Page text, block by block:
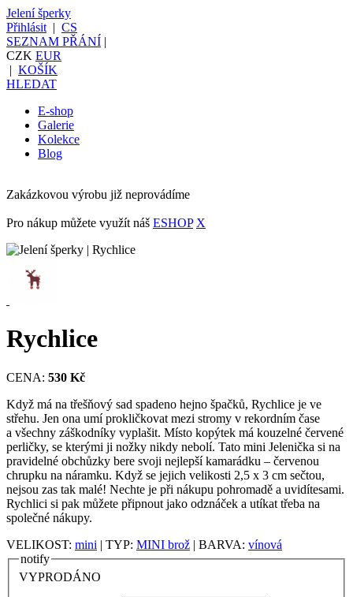
Jelení šperky
Přihlásit | CS
SEZNAM PŘÁNÍ |
CZK EUR
| KOŠÍK
HLEDAT
E-shop
Galerie
Kolekce
Blog
Zakázkovou výrobu již neprovádíme
Pro nákup můžete využít náš ESHOP X
Rychlice
CENA: 530 Kč
Když má na třešňový sad spadeno hejno špačků, Rychlice je ve
střehu. Jen ona umí prokličkovat mezi stromy v rekordním čase
a všechny záškodníky vyplašit. Místo kopýtek má kouzelné červené
perličky, se kterými ji nožky nikdy nebolí. Tato mini Jelenička si na
pravidelné obchůzky bere svoji nejlepší kamarádku – červenou
chrupku na náramku. Když se jejich velikosti 2,5 x 3 cm sečtou,
nejsou zas tak malé! Nechte je při nákupu pohromadě a uvidítesami.
Rychlici si pak můžete připnout jako odznáček a utíkat třeba na
společné nákupy.
VELIKOST: mini | TYP: MINI brož | BARVA: vínová
notify
VYPRODÁNO